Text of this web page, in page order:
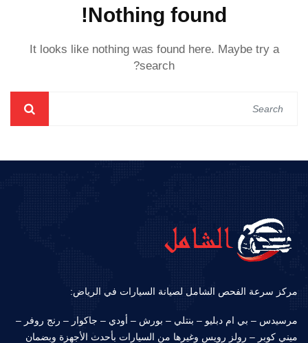
Nothing found!
It looks like nothing was found here. Maybe try a
search?
مركز سرعة الفحص الشامل لصيانة السيارات في الرياض:
مرسيدس – بي ام دبليو – بنتلي – بورش – أودي – جاكوار – رنج روفر –
ميني كوبر – رولز رويس وغيرها من السيارات بأحدث الأجهزة وبضمان